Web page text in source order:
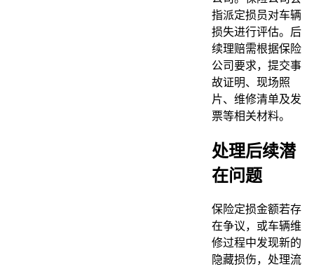
指派定损员对车辆
损失进行评估。后
续理赔需根据保险
公司要求，提交事
故证明、现场照
片、维修清单及发
票等相关材料。
处理后续潜
在问题
保险定损金额若存
在争议，或车辆维
修过程中发现新的
隐藏损伤，处理流